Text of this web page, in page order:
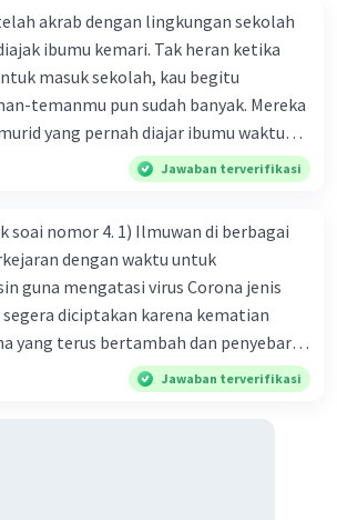
akrab dengan lingkungan sekolah
ibumu kemari. Tak heran ketika
masuk sekolah, kau begitu
temanmu pun sudah banyak. Mereka
yang pernah diajar ibumu waktu
aku? Aku waktu itu baru saja pindah
kata bercetak tebal dalam kutipan
Jawaban terverifikasi
soai nomor 4. 1) Ilmuwan di berbagai
dengan waktu untuk
guna mengatasi virus Corona jenis
segera diciptakan karena kematian
yang terus bertambah dan penyebaran
2) Pada Jum'at (7-2-2020), Komisi
Cina mencatat jumlah kematian
Jawaban terverifikasi